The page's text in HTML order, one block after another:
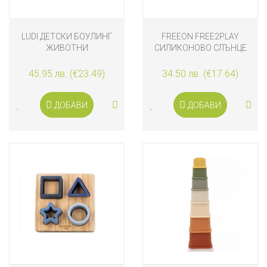
LUDI ДЕТСКИ БОУЛИНГ
ЖИВОТНИ
45.95 лв. (€23.49)
ДОБАВИ
FREEON FREE2PLAY
СИЛИКОНОВО СЛЪНЦЕ
34.50 лв. (€17.64)
ДОБАВИ